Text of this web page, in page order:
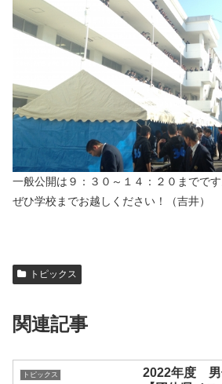
一般公開は９：３０～１４：２０までです
ぜひ学校までお越しください！（吉井）
トピックス
関連記事
トピックス
2022年度